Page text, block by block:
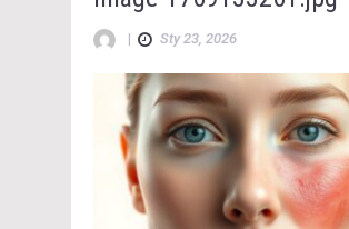
| Sty 23, 2026